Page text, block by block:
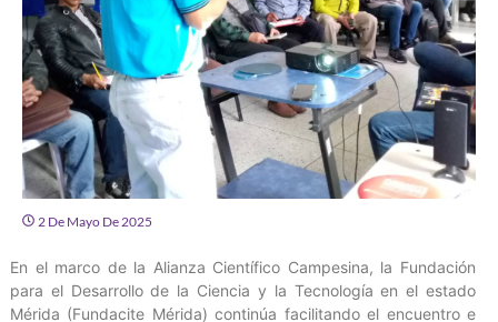
2 De Mayo De 2025
En el marco de la Alianza Científico Campesina, la Fundación
para el Desarrollo de la Ciencia y la Tecnología en el estado
Mérida (Fundacite Mérida) continúa facilitando el encuentro e